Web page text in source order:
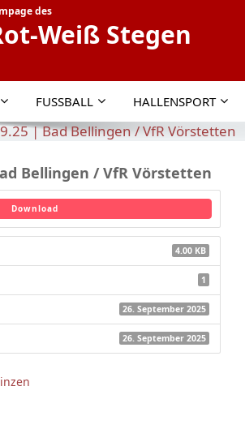
des
Weiß Stegen
FUSSBALL HALLENSPORT
| Bad Bellingen / VfR Vörstetten
Bellingen / VfR Vörstetten
Download
4.00 KB
1
26. September 2025
26. September 2025